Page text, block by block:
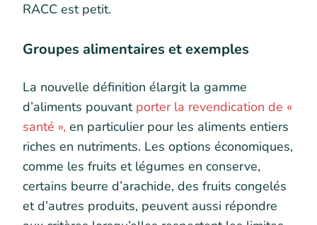
RACC est petit.
Groupes alimentaires et exemples
La nouvelle définition élargit la gamme
d’aliments pouvant porter la revendication de «
santé », en particulier pour les aliments entiers
riches en nutriments. Les options économiques,
comme les fruits et légumes en conserve,
certains beurre d’arachide, des fruits congelés
et d’autres produits, peuvent aussi répondre